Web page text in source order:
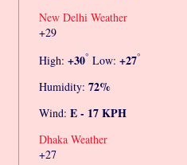
New Delhi Weather
+29
High:+30° Low:+27°
Humidity:72%
Wind:E - 17 KPH
Dhaka Weather
+27